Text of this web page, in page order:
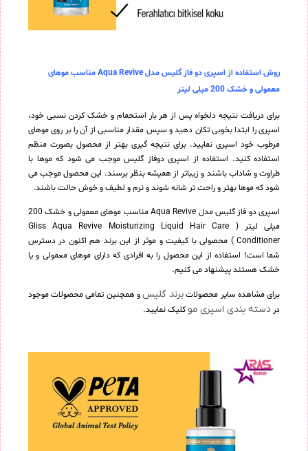
روش استفاده از اسپری دو فاز گلیس مدل Aqua Revive مناسب موهای
معمولی و خشک 200 میلی لیتر
برای دریافت نتیجه دلخواه پس از هر بار استحمام و خشک کردن نسبی خود،
اسپری را ابتدا بخوبی تکان دهید و سپس مقدار مناسبی از آن را بر روی موهای
مرطوب خود اسپری نمایید. برای نتیجه گیری بهتر از محصول بصورت منظم
استفاده کنید. استفاده از اسپری دوفاز گلیس موجب می شود که موها با
طراوت و شاداب باشند و زیباتر از همیشه بنظر برسند. این محصول موجب می
شود که موها بهتر و راحت تر شانه شوند و نرم و لطیف و خوش حالت باشند.
اسپری دو فاز گلیس مدل Aqua Revive مناسب موهای معمولی و خشک 200
میلی لیتر ( Gliss Aqua Revive Moisturizing Liquid Hair Care
Conditioner ) محصولی با کیفیت و موثر از این برند هم اکنون در دسترس
شما است! استفاده از این محصول را به افرادی که دارای موهای معمولی و یا
خشک هستند پیشنهاد می کنیم.
برای مشاهده سایر محصولاتبرند گلیسو همچنین تمامی محصولات موجود
در دسته بندی اسپری موکلیک نمایید.